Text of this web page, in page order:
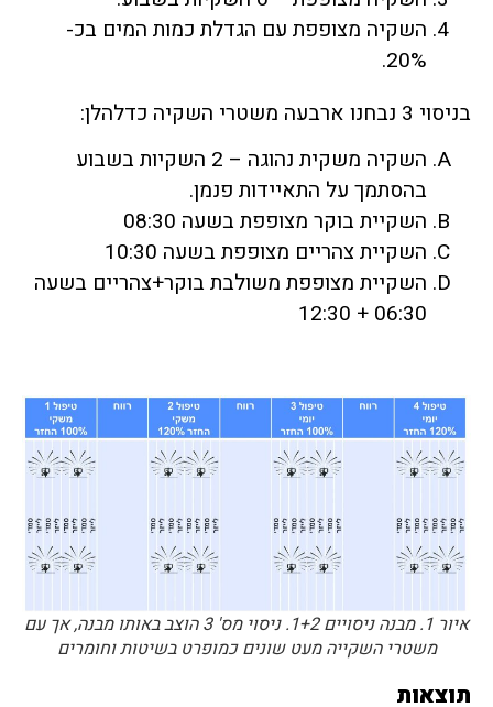
השקיה מצופפת עם הגדלת כמות המים בכ-
20%.
בניסוי 3 נבחנו ארבעה משטרי השקיה כדלהלן:
השקיה משקית נהוגה – 2 השקיות בשבוע
בהסתמך על התאיידות פנמן.
השקיית בוקר מצופפת בשעה 08:30
השקיית צהריים מצופפת בשעה 10:30
השקיית מצופפת משולבת בוקר+צהריים בשעה
06:30 + 12:30
איור 1. מבנה ניסויים 1+2. ניסוי מס' 3 הוצב באותו מבנה, אך עם
משטרי השקייה מעט שונים כמופרט בשיטות וחומרים
תוצאות